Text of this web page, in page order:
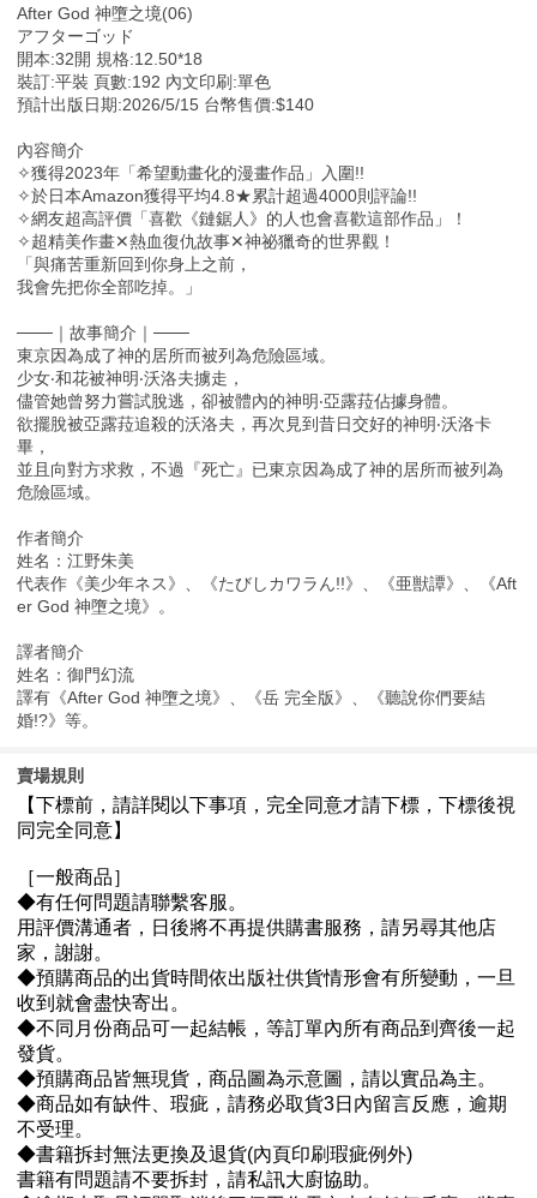
After God 神墮之境(06)
アフターゴッド
開本:32開 規格:12.50*18
裝訂:平裝 頁數:192 內文印刷:單色
預計出版日期:2026/5/15 台幣售價:$140
內容簡介
✧獲得2023年「希望動畫化的漫畫作品」入圍!!
✧於日本Amazon獲得平均4.8★累計超過4000則評論!!
✧網友超高評價「喜歡《鏈鋸人》的人也會喜歡這部作品」！
✧超精美作畫✕熱血復仇故事✕神祕獵奇的世界觀！
「與痛苦重新回到你身上之前，
我會先把你全部吃掉。」
───｜故事簡介｜───
東京因為成了神的居所而被列為危險區域。
少女‧和花被神明‧沃洛夫擄走，
儘管她曾努力嘗試脫逃，卻被體內的神明‧亞露菈佔據身體。
欲擺脫被亞露菈追殺的沃洛夫，再次見到昔日交好的神明‧沃洛卡
畢，
並且向對方求救，不過『死亡』已東京因為成了神的居所而被列為
危險區域。
作者簡介
姓名：江野朱美
代表作《美少年ネス》、《たびしカワラん!!》、《亜獣譚》、《Aft
er God 神墮之境》。
譯者簡介
姓名：御門幻流
譯有《After God 神墮之境》、《岳 完全版》、《聽說你們要結
婚!?》等。
賣場規則